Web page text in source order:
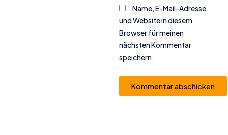
Name, E-Mail-Adresse
und Website in diesem
Browser für meinen
nächsten Kommentar
speichern.